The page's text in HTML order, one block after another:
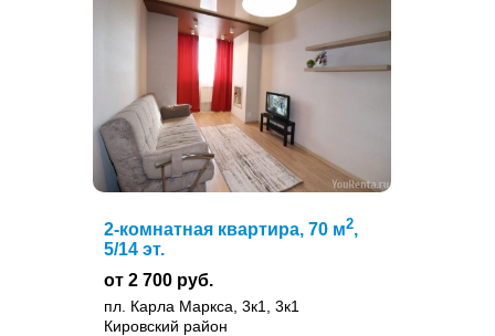
2-комнатная квартира, 70 м2,
5/14 эт.
от 2 700 руб.
пл. Карла Маркса, 3к1, 3к1
Кировский район